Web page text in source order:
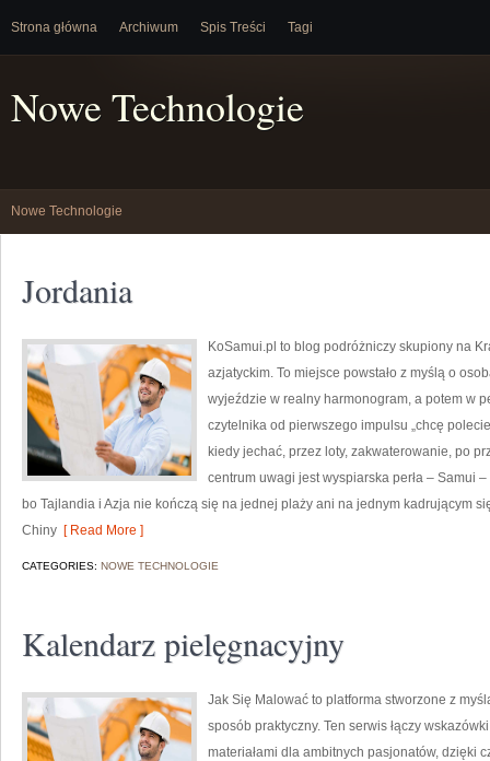
Strona główna Archiwum Spis Treści Tagi
Nowe Technologie
Nowe Technologie
Jordania
KoSamui.pl to blog podróżniczy skupiony na
azjatyckim. To miejsce powstało z myślą o
wyjeździe w realny harmonogram, a potem w
czytelnika od pierwszego impulsu „chcę
kiedy jechać, przez loty, zakwaterowanie, po
centrum uwagi jest wyspiarska perła – Samui
bo Tajlandia i Azja nie kończą się na jednej plaży ani na jednym kadrującym
Chiny [ Read More ]
CATEGORIES: NOWE TECHNOLOGIE
Kalendarz pielęgnacyjny
Jak Się Malować to platforma stworzone z
sposób praktyczny. Ten serwis łączy
materiałami dla ambitnych pasjonatów, dzięki